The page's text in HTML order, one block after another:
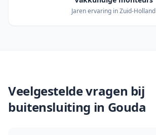
Jaren ervaring in Zuid-Holland
Veelgestelde vragen bij
buitensluiting in Gouda